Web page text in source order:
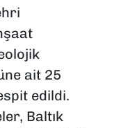
ait 25
edildi.
Baltık